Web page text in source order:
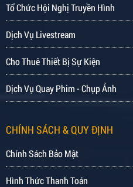
Tổ Chức Hội Nghị Truyền Hình
Dịch Vụ Livestream
Cho Thuê Thiết Bị Sự Kiện
Dịch Vụ Quay Phim - Chụp Ảnh
CHÍNH SÁCH & QUY ĐỊNH
Chính Sách Bảo Mật
Hình Thức Thanh Toán